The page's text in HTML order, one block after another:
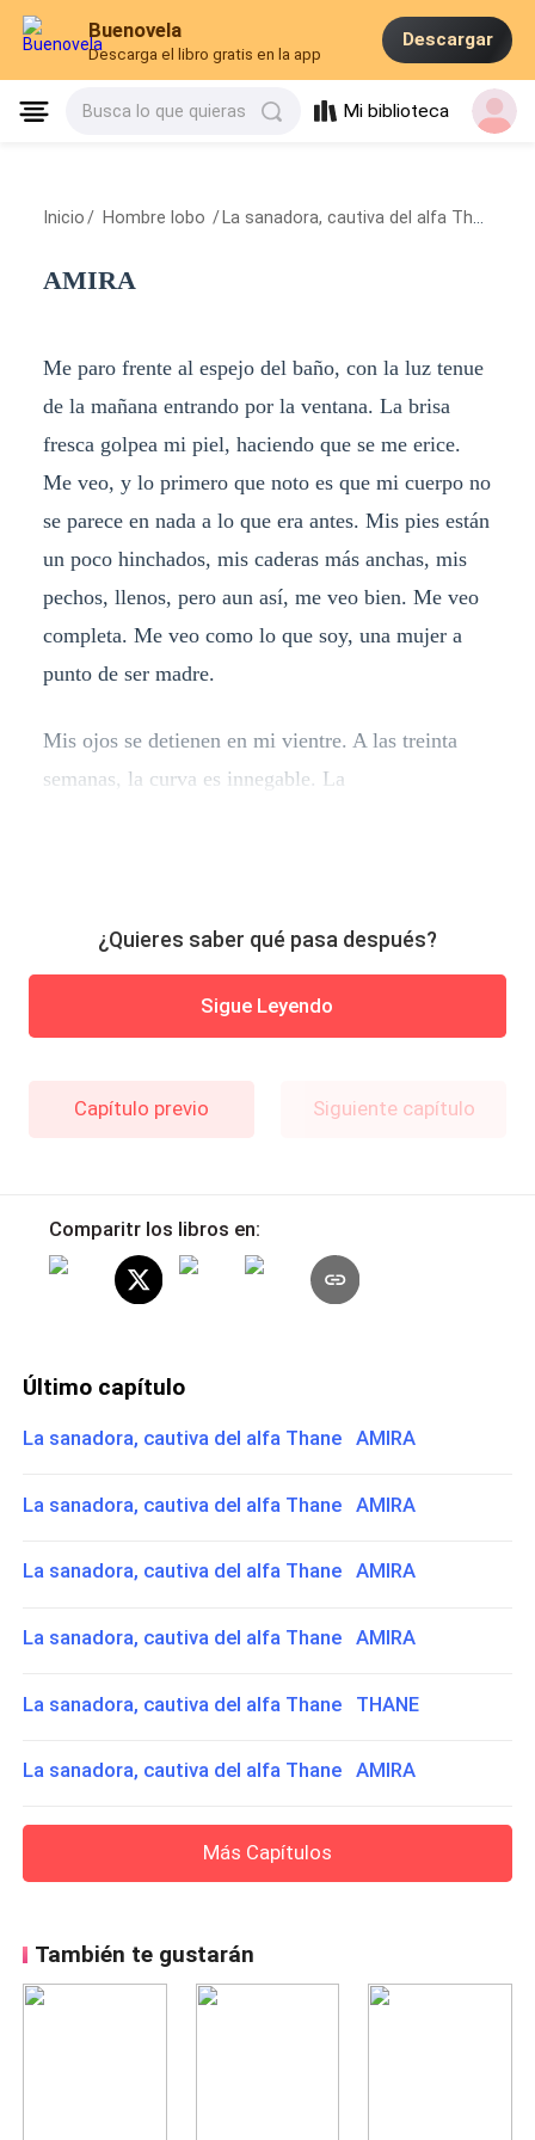
Buenovela
Descarga el libro gratis en la app
Descargar
Busca lo que quieras Mi biblioteca
Inicio / Hombre lobo / La sanadora, cautiva del alfa Thane
AMIRA
Me paro frente al espejo del baño, con la luz tenue
de la mañana entrando por la ventana. La brisa
fresca golpea mi piel, haciendo que se me erice.
Me veo, y lo primero que noto es que mi cuerpo no
se parece en nada a lo que era antes. Mis pies están
un poco hinchados, mis caderas más anchas, mis
pechos, llenos, pero aun así, me veo bien. Me veo
completa. Me veo como lo que soy, una mujer a
punto de ser madre.
Mis ojos se detienen en mi vientre. A las treinta
semanas, la curva es innegable. La
¿Quieres saber qué pasa después?
Sigue Leyendo
Capítulo previo Siguiente capítulo
Comparitr los libros en:
Último capítulo
La sanadora, cautiva del alfa Thane AMIRA
La sanadora, cautiva del alfa Thane AMIRA
La sanadora, cautiva del alfa Thane AMIRA
La sanadora, cautiva del alfa Thane AMIRA
La sanadora, cautiva del alfa Thane THANE
La sanadora, cautiva del alfa Thane AMIRA
Más Capítulos
También te gustarán